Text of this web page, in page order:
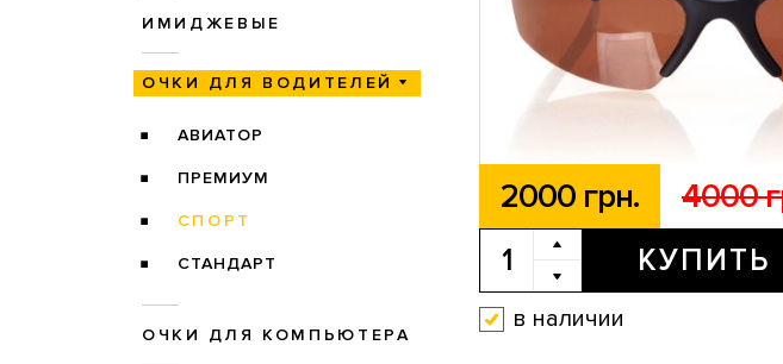
ИМИДЖЕВЫЕ
ОЧКИ ДЛЯ ВОДИТЕЛЕЙ
АВИАТОР
ПРЕМИУМ
СПОРТ
СТАНДАРТ
ОЧКИ ДЛЯ КОМПЬЮТЕРА
2000 грн. 4000
КУПИТЬ
в наличии